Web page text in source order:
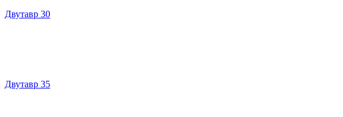
Двутавр 30
Двутавр 35